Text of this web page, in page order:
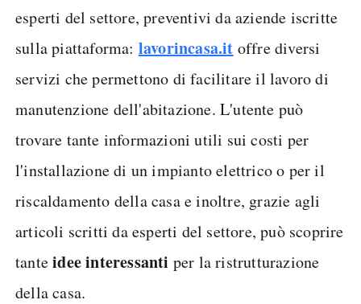
esperti del settore, preventivi da aziende iscritte
sulla piattaforma: lavorincasa.it offre diversi
servizi che permettono di facilitare il lavoro di
manutenzione dell'abitazione. L'utente può
trovare tante informazioni utili sui costi per
l'installazione di un impianto elettrico o per il
riscaldamento della casa e inoltre, grazie agli
articoli scritti da esperti del settore, può scoprire
tanteidee interessanti per la ristrutturazione
della casa.